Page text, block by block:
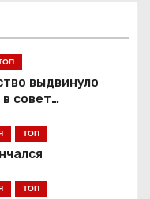
выдвинуло
совет
ОАК
ТОП
ТОП